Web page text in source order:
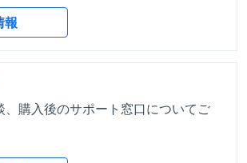
報
、購入後のサポート窓口についてご